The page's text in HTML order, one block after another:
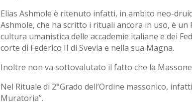
Elias Ashmole è ritenuto infatti, in ambito neo-
Ashmole, che ha scritto i rituali ancora in uso, è un
cultura umanistica delle accademie italiane e dei
corte di Federico II di Svevia e nella sua Magna.
Inoltre non va sottovalutato il fatto che la
Nel Rituale di 2°Grado dell’Ordine massonico,
Muratoria”.